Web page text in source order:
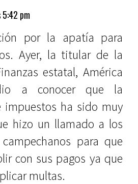
pm
por la apatía para
Ayer, la titular de la
estatal, América
a conocer que la
impuestos ha sido muy
hizo un llamado a los
para que
con sus pagos ya que
multas.